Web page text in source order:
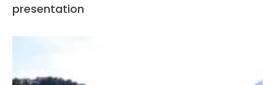
presentation